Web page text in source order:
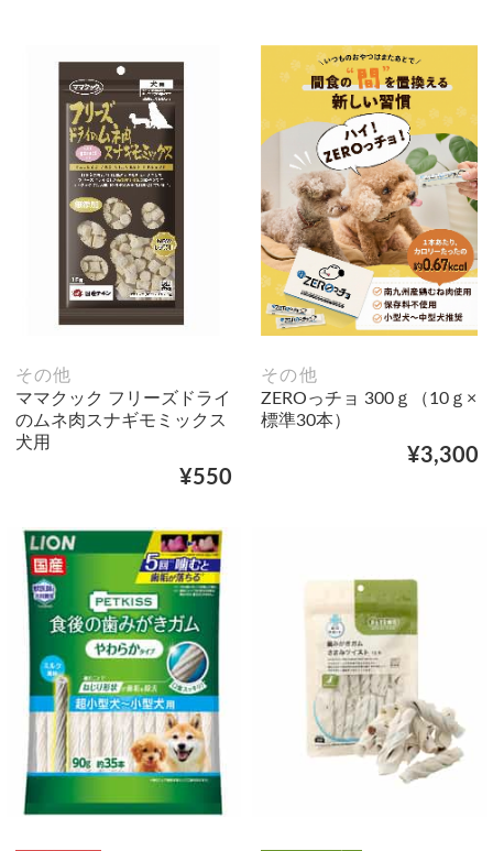
その他
ママクック フリーズドライ
のムネ肉スナギモミックス
犬用
¥550
その他
ZEROっチョ 300ｇ（10ｇ×
標準30本）
¥3,300